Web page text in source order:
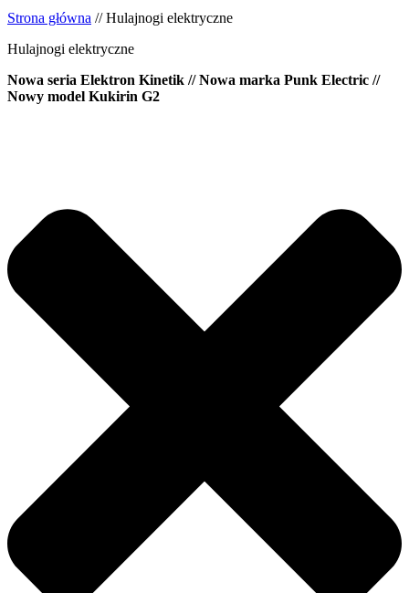
Strona główna //Hulajnogi elektryczne
Hulajnogi elektryczne
Nowa seria Elektron Kinetik // Nowa marka Punk Electric //
Nowy model Kukirin G2